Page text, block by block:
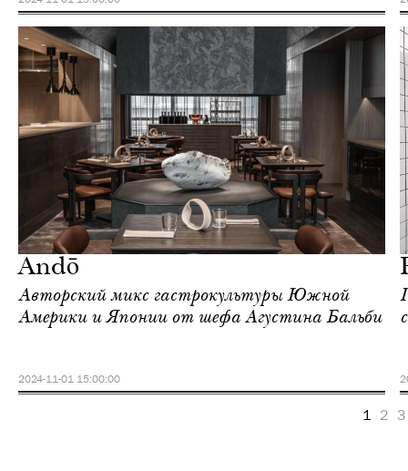
Andō
Авторский микс гастрокультуры Южной
Америки и Японии от шефа Агустина Бальби
2024-11-01 15:00:00
жизнь
1 2 3